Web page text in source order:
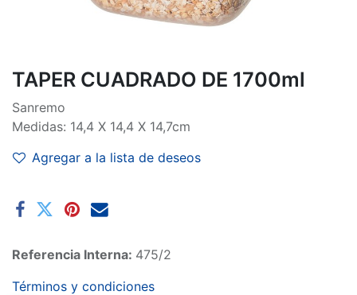
TAPER CUADRADO DE 1700ml
Sanremo
Medidas: 14,4 X 14,4 X 14,7cm
Agregar a la lista de deseos
Referencia Interna: 475/2
Términos y condiciones